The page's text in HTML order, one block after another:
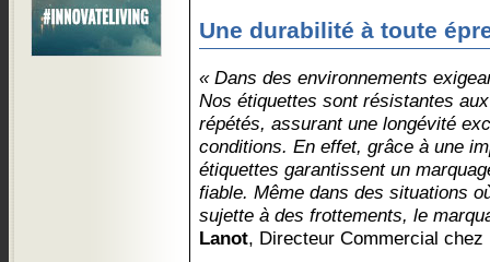
Une durabilité à toute
« Dans des environnements
Nos étiquettes sont résistantes
répétés, assurant une longévité
conditions. En effet, grâce à une
étiquettes garantissent un
fiable. Même dans des situations
sujette à des frottements, le
Lanot, Directeur Commercial chez